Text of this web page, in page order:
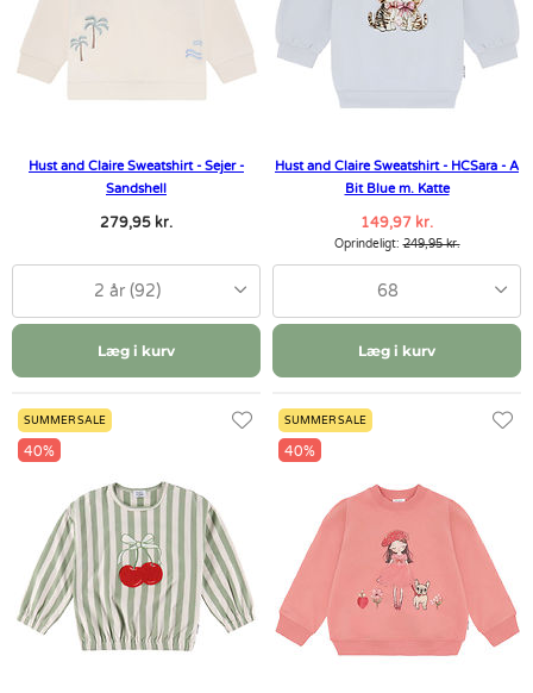
Hust and Claire Sweatshirt - Sejer -
Sandshell
279,95 kr.
2 år (92)
Læg i kurv
Hust and Claire Sweatshirt - HCSara - A
Bit Blue m. Katte
149,97 kr.
Oprindeligt:249,95 kr.
68
Læg i kurv
SUMMER SALE
40%
SUMMER SALE
40%